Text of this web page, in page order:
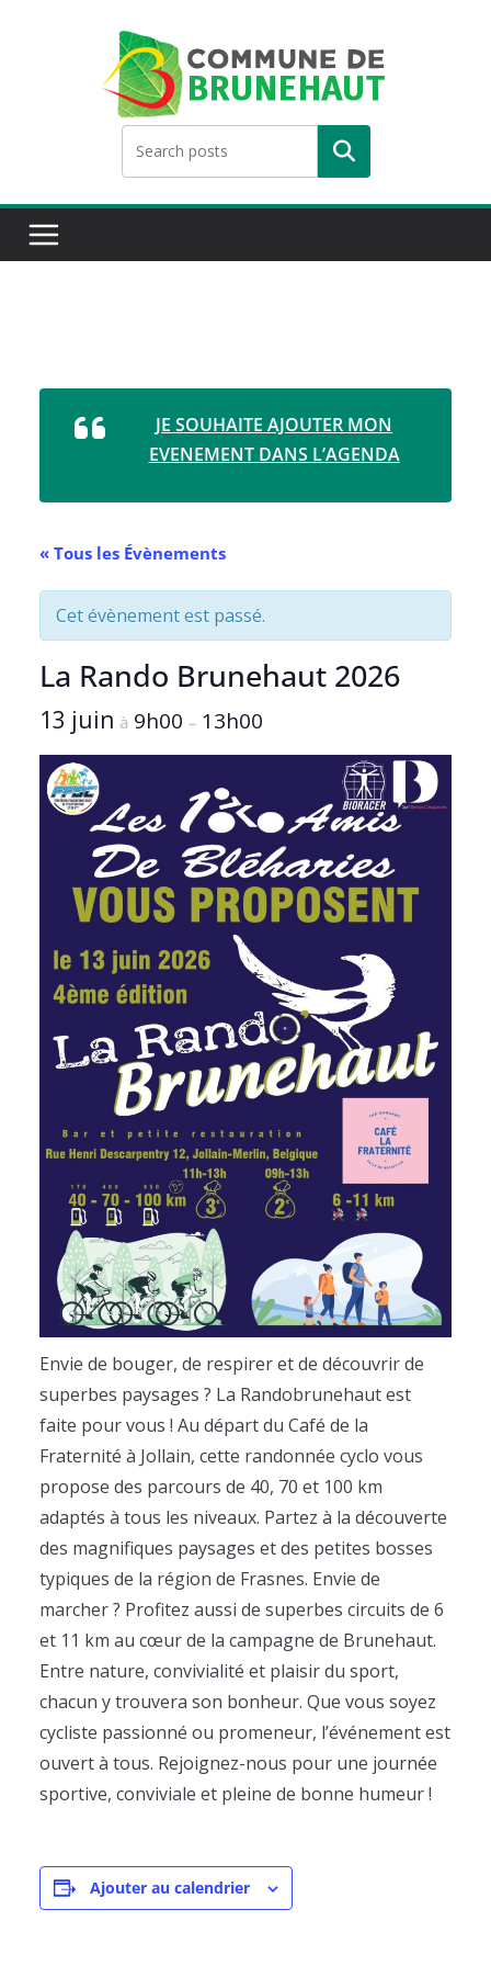
Rechercher
JE SOUHAITE AJOUTER MON
EVENEMENT DANS L’AGENDA
« Tous les Évènements
Cet évènement est passé.
La Rando Brunehaut 2026
13 juin à 9h00 – 13h00
Envie de bouger, de respirer et de découvrir de
superbes paysages ? La Randobrunehaut est
faite pour vous ! Au départ du Café de la
Fraternité à Jollain, cette randonnée cyclo vous
propose des parcours de 40, 70 et 100 km
adaptés à tous les niveaux. Partez à la découverte
des magnifiques paysages et des petites bosses
typiques de la région de Frasnes. Envie de
marcher ? Profitez aussi de superbes circuits de 6
et 11 km au cœur de la campagne de Brunehaut.
Entre nature, convivialité et plaisir du sport,
chacun y trouvera son bonheur. Que vous soyez
cycliste passionné ou promeneur, l’événement est
ouvert à tous. Rejoignez-nous pour une journée
sportive, conviviale et pleine de bonne humeur !
Ajouter au calendrier